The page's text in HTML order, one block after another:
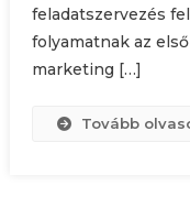
feladatszervezés
folyamatnak az
marketing […]
Tovább